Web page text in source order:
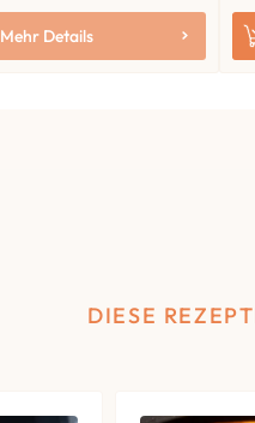
Mehr Details
DIESE